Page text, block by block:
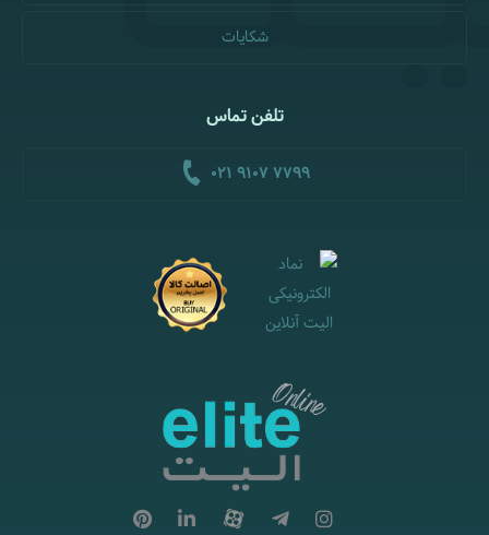
شکایات
تلفن تماس
021 9107 7799